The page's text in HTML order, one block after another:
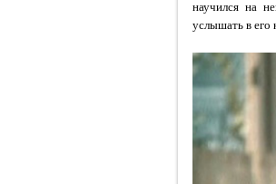
научился на
услышать в его